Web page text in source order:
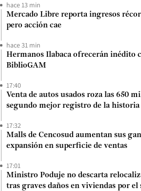
hace 13 min
Mercado Libre reporta ingresos
pero acción cae
hace 31 min
Hermanos Ilabaca ofrecerán inédito
BiblioGAM
17:40
Venta de autos usados roza las 650
segundo mejor registro de la historia
17:32
Malls de Cencosud aumentan sus
expansión en superficie de ventas
17:01
Ministro Poduje no descarta
tras graves daños en viviendas por